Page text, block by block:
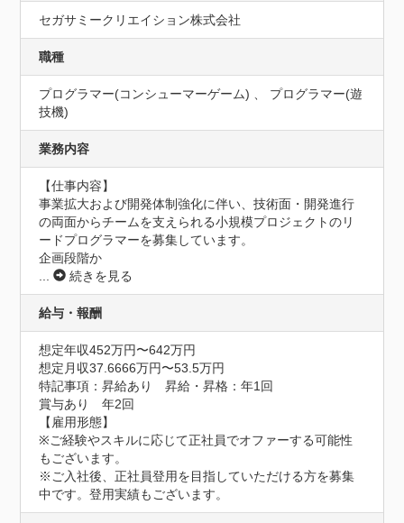
セガサミークリエイション株式会社
職種
プログラマー(コンシューマーゲーム) 、 プログラマー(遊
技機)
業務内容
【仕事内容】
事業拡大および開発体制強化に伴い、技術面・開発進行
の両面からチームを支えられる小規模プロジェクトのリ
ードプログラマーを募集しています。
企画段階か
...
続きを見る
給与・報酬
想定年収452万円〜642万円
想定月収37.6666万円〜53.5万円
特記事項：昇給あり　昇給・昇格：年1回
賞与あり　年2回
【雇用形態】
※ご経験やスキルに応じて正社員でオファーする可能性
もございます。
※ご入社後、正社員登用を目指していただける方を募集
中です。登用実績もございます。